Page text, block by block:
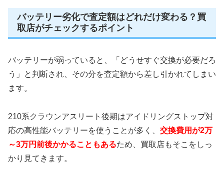
バッテリー劣化で査定額はどれだけ変わる？買
取店がチェックするポイント
バッテリーが弱っていると、「どうせすぐ交換が必要だろ
う」と判断され、その分を査定額から差し引かれてしまい
ます。
210系クラウンアスリート後期はアイドリングストップ対
応の高性能バッテリーを使うことが多く、 交換費用が2万
～3万円前後かかることもあるため、買取店もそこをしっ
かり見てきます。